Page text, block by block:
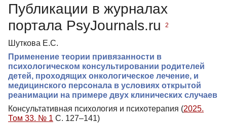
Публикации в журналах
портала PsyJournals.ru
2
Шуткова Е.С.
Применение теории привязанности в
психологическом консультировании родителей
детей, проходящих онкологическое лечение, и
медицинского персонала в условиях открытой
реанимации на примере двух клинических случаев
Консультативная психология и психотерапия (2025.
Том 33. № 1 С. 127–141)